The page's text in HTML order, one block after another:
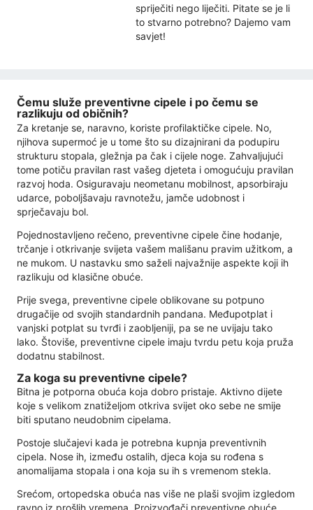
spriječiti nego liječiti. Pitate se je li
to stvarno potrebno? Dajemo vam
savjet!
Čemu služe preventivne cipele i po čemu se
razlikuju od običnih?
Za kretanje se, naravno, koriste profilaktičke cipele. No,
njihova supermoć je u tome što su dizajnirani da podupiru
strukturu stopala, gležnja pa čak i cijele noge. Zahvaljujući
tome potiču pravilan rast vašeg djeteta i omogućuju pravilan
razvoj hoda. Osiguravaju neometanu mobilnost, apsorbiraju
udarce, poboljšavaju ravnotežu, jamče udobnost i
sprječavaju bol.
Pojednostavljeno rečeno, preventivne cipele čine hodanje,
trčanje i otkrivanje svijeta vašem mališanu pravim užitkom, a
ne mukom. U nastavku smo saželi najvažnije aspekte koji ih
razlikuju od klasične obuće.
Prije svega, preventivne cipele oblikovane su potpuno
drugačije od svojih standardnih pandana. Međupotplat i
vanjski potplat su tvrđi i zaobljeniji, pa se ne uvijaju tako
lako. Štoviše, preventivne cipele imaju tvrdu petu koja pruža
dodatnu stabilnost.
Za koga su preventivne cipele?
Bitna je potporna obuća koja dobro pristaje. Aktivno dijete
koje s velikom znatiželjom otkriva svijet oko sebe ne smije
biti sputano neudobnim cipelama.
Postoje slučajevi kada je potrebna kupnja preventivnih
cipela. Nose ih, između ostalih, djeca koja su rođena s
anomalijama stopala i ona koja su ih s vremenom stekla.
Srećom, ortopedska obuća nas više ne plaši svojim izgledom